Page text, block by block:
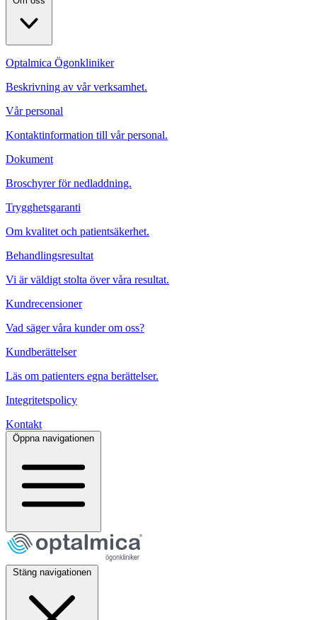
Optalmica Ögonkliniker
Beskrivning av vår verksamhet.
Vår personal
Kontaktinformation till vår personal.
Dokument
Broschyrer för nedladdning.
Trygghetsgaranti
Om kvalitet och patientsäkerhet.
Behandlingsresultat
Vi är väldigt stolta över våra resultat.
Kundrecensioner
Vad säger våra kunder om oss?
Kundberättelser
Läs om patienters egna berättelser.
Integritetspolicy
Kontakt
Öppna navigationen
Stäng navigationen